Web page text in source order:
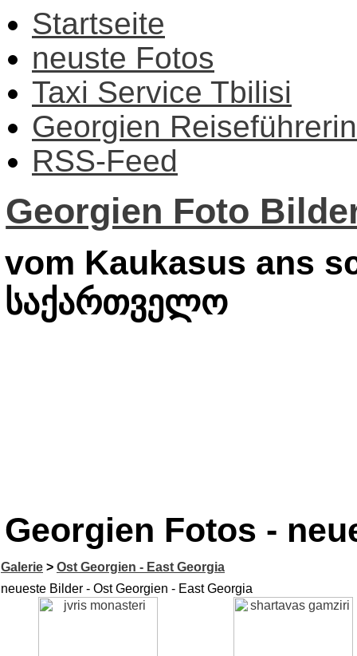
Startseite
neuste Fotos
Taxi Service Tbilisi
Georgien Reiseführerin
RSS-Feed
Georgien Foto
vom Kaukasus ans
საქართველო
Georgien Fotos -
Galerie > Ost Georgien - East Georgia
neueste Bilder - Ost Georgien - East Georgia